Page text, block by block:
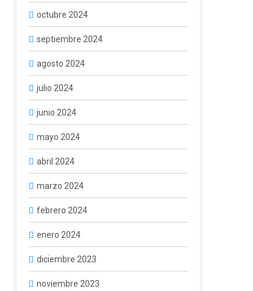
octubre 2024
septiembre 2024
agosto 2024
julio 2024
junio 2024
mayo 2024
abril 2024
marzo 2024
febrero 2024
enero 2024
diciembre 2023
noviembre 2023